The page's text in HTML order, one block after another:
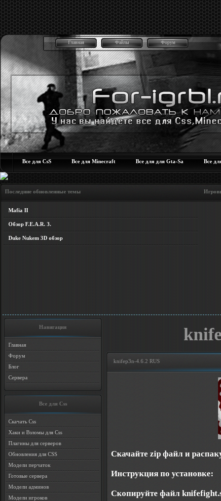
Главная Файлы Форум
Все для CsS Все для Minecraft Все для для Gta-Sa Все
Последние обновленные темы Игровые
Mafia II
Обзор F.E.A.R. 3.
Duke Nukem 3D обзор
Навигация
Главная
Форум
Блог
Сервера
Все для Css
Скачать Css
Хаки и Взломы для Css
Плагины для серверов
Обновления для CSS
Модели перчаток
Готовые сервера
Модели админов
Модели игроков
knifep3n-4.6.2 RUS
Скачайте zip файл и
Инструкция по установке:
Скопируйте файл